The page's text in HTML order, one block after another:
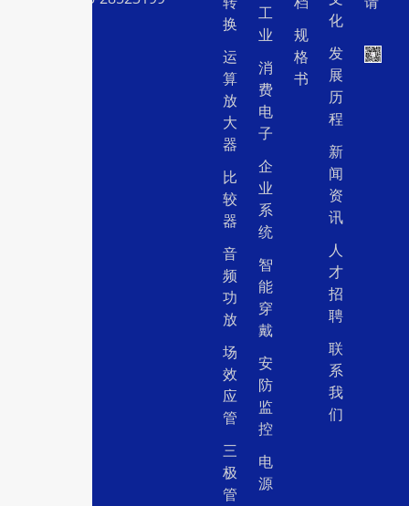
换
运
算
放
大
器
比
较
器
音
频
功
放
场
效
应
管
三
极
管
工
业
消
费
电
子
企
业
系
统
智
能
穿
戴
安
防
监
控
电
源
规
格
书
化
发
展
历
程
新
闻
资
讯
人
才
招
聘
联
系
我
们